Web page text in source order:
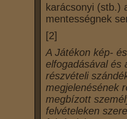
karácsonyi (stb.)
mentességnek
[2]
A Játékon kép-
elfogadásával és
részvételi
megjelenésének
megbízott
felvételeken